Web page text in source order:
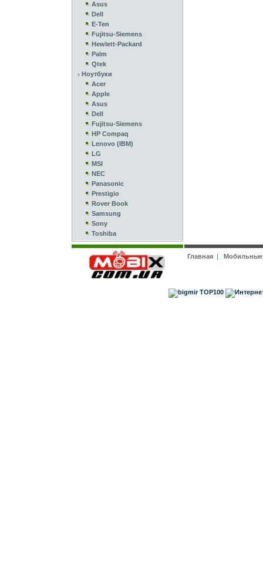
Asus
Dell
E-Ten
Fujitsu-Siemens
Hewlett-Packard
Palm
Qtek
Ноутбуки
Acer
Apple
Asus
Dell
Fujitsu-Siemens
HP Compaq
Lenovo (IBM)
LG
MSI
NEC
Panasonic
Prestigio
Rover Book
Samsung
Sony
Toshiba
Главная|